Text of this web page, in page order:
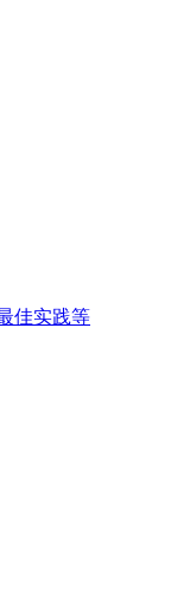
佳实践等